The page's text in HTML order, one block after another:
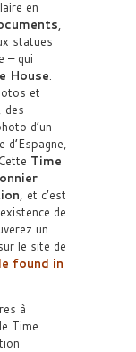
en
,
statues
– qui
House.
et
des
d’un
Time
, et c’est
de
un
le site de
found in
à
Time